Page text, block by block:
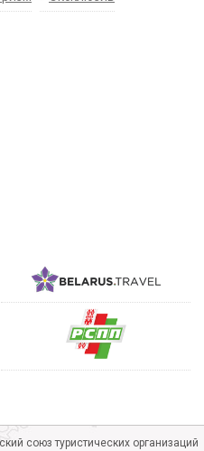
союз туристических организаций